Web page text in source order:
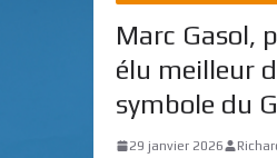
Marc Gasol,
élu meilleur
symbole du
29 janvier 2026